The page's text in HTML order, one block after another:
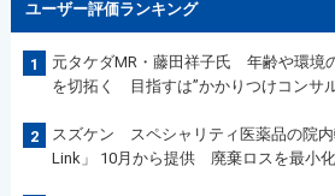
ユーザー評価ランキング
1
元タケダMR・藤田祥子氏 年齢や環境
を切拓く 目指すは”かかりつけコンサ
2
スズケン スペシャリティ医薬品の院
Link」 10月から提供 廃棄ロスを最小化